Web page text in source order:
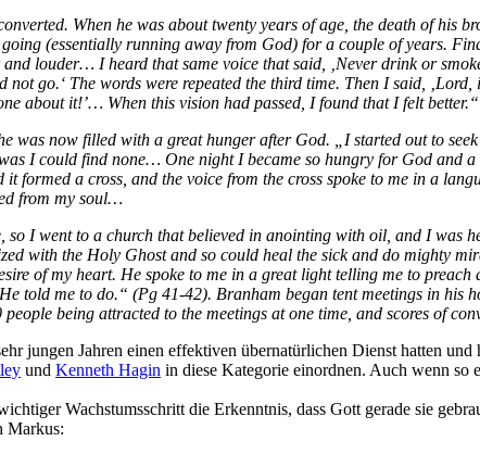
When he was about twenty years of age, the death of his
(essentially running away from God) for a couple of years.
louder… I heard that same voice that said, ‚Never drink or
go.‘ The words were repeated the third time. Then I said,
about it!’… When this vision had passed, I found that I felt
was now filled with a great hunger after God. „I started out to
I could find none… One night I became so hungry for God and
formed a cross, and the voice from the cross spoke to me in a
from my soul…
so I went to a church that believed in anointing with oil, and I was
with the Holy Ghost and so could heal the sick and do mighty
of my heart. He spoke to me in a great light telling me to
told me to do.“ (Pg 41-42). Branham began tent meetings in his
being attracted to the meetings at one time, and scores of
jungen Jahren einen effektiven übernatürlichen Dienst hatten
und Kenneth Hagin in diese Kategorie einordnen. Auch wenn so
Wachstumsschritt die Erkenntnis, dass Gott gerade sie
Markus: